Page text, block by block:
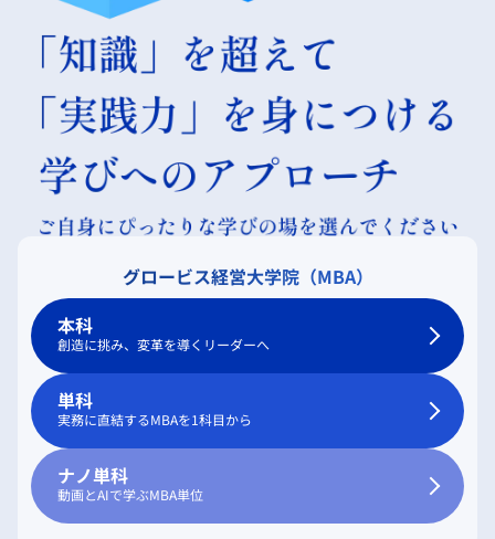
グロービス経営大学院（MBA）
本科
創造に挑み、変革を導くリーダーへ
単科
実務に直結するMBAを1科目から
ナノ単科
動画とAIで学ぶMBA単位